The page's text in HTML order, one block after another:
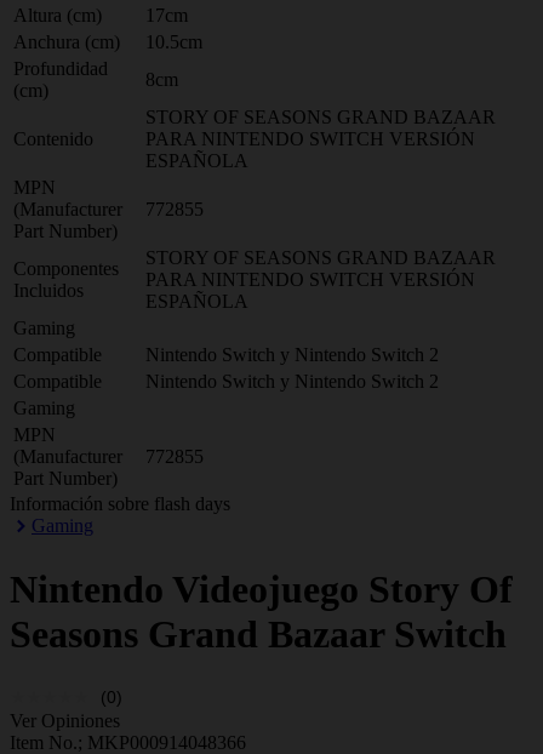
Altura (cm)
17cm
Anchura (cm)
10.5cm
Profundidad
(cm)
8cm
Contenido
STORY OF SEASONS GRAND BAZAAR
PARA NINTENDO SWITCH VERSIÓN
ESPAÑOLA
MPN
(Manufacturer
Part Number)
772855
Componentes
Incluidos
STORY OF SEASONS GRAND BAZAAR
PARA NINTENDO SWITCH VERSIÓN
ESPAÑOLA
Gaming
Compatible
Nintendo Switch y Nintendo Switch 2
Compatible
Nintendo Switch y Nintendo Switch 2
Gaming
MPN
(Manufacturer
Part Number)
772855
Información sobre flash days
Gaming
Nintendo Videojuego Story Of
Seasons Grand Bazaar Switch
(0)
Ver Opiniones
Item No.; MKP000914048366